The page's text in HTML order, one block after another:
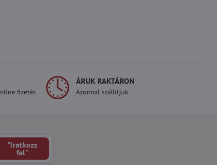
fizetés
ÁRUK RAKTÁRON
Azonnal szállítjuk
"Iratkozz
fel"